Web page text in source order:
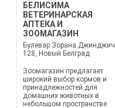
БЕЛИСИМА
ВЕТЕРИНАРСКАЯ
АПТЕКА И
ЗООМАГАЗИН
Булевар Зорана Джинджич
128, Новый Белград
Зоомагазин предлагает
широкий выбор кормов и
принадлежностей для
домашних животных в
небольшом пространстве.